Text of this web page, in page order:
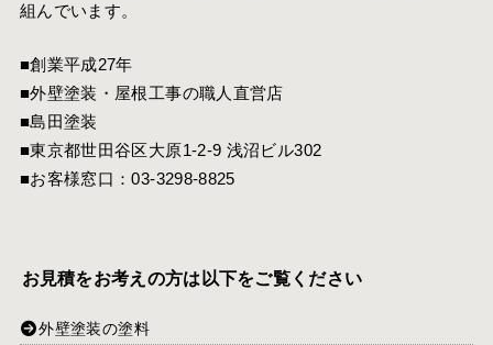
組んでいます。
■創業平成27年
■外壁塗装・屋根工事の職人直営店
■島田塗装
■東京都世田谷区大原1-2-9 浅沼ビル302
■お客様窓口：03-3298-8825
お見積をお考えの方は以下をご覧ください
外壁塗装の塗料